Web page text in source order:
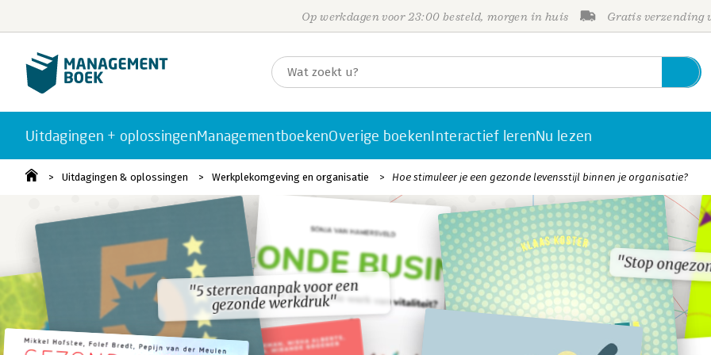
Op werkdagen voor 23:00 besteld, morgen in huis Gratis verzending
Uitdagingen + oplossingenManagementboekenOverige boekenInteractief lerenNu lezen
Uitdagingen & oplossingen Werkplekomgeving en organisatie Hoe stimuleer je een gezonde levensstijl binnen je organisatie?
"5 sterrenaanpak voor een
gezonde werkdruk"
"Stop
"5 sterrenaanpak voor een
gezonde werkdruk"
"Stop